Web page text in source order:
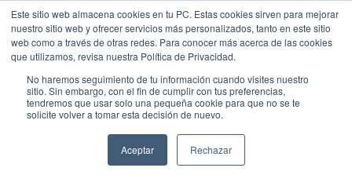
Este sitio web almacena cookies en tu PC. Estas cookies sirven para mejorar
nuestro sitio web y ofrecer servicios más personalizados, tanto en este sitio
web como a través de otras redes. Para conocer más acerca de las cookies
que utilizamos, revisa nuestra Política de Privacidad.
No haremos seguimiento de tu información cuando visites nuestro
sitio. Sin embargo, con el fin de cumplir con tus preferencias,
tendremos que usar solo una pequeña cookie para que no se te
solicite volver a tomar esta decisión de nuevo.
Aceptar Rechazar